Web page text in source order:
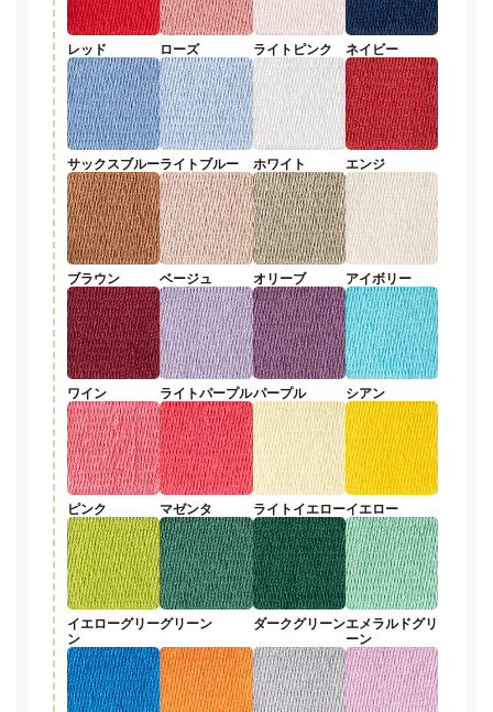
レッド ローズ ライトピンク ネイビー
サックスブルーライトブルー ホワイト エンジ
ブラウン ベージュ オリーブ アイボリー
ワイン ライトパープルパープル シアン
ピンク マゼンタ ライトイエローイエロー
イエローグリー
ン
グリーン ダークグリーンエメラルドグリ
ーン